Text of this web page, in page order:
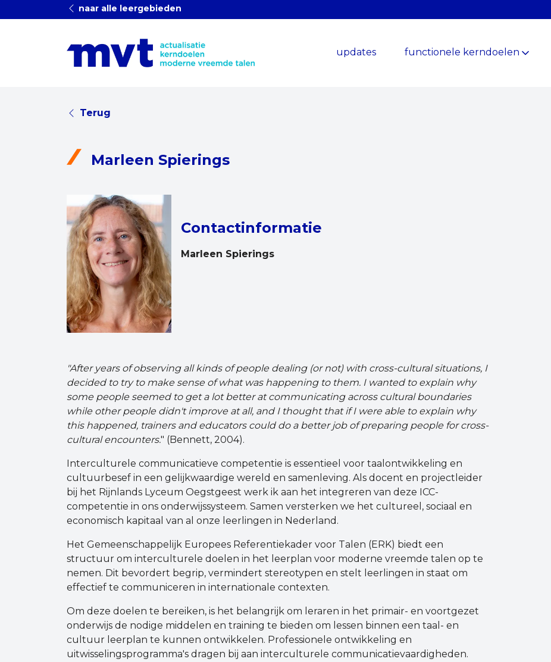
naar alle leergebieden
updates functionele kerndoelen
Terug
Marleen Spierings
Contactinformatie
Marleen Spierings
"After years of observing all kinds of people dealing (or not) with cross-cultural situations, I
decided to try to make sense of what was happening to them. I wanted to explain why
some people seemed to get a lot better at communicating across cultural boundaries
while other people didn't improve at all, and I thought that if I were able to explain why
this happened, trainers and educators could do a better job of preparing people for cross-
cultural encounters." (Bennett, 2004).
Interculturele communicatieve competentie is essentieel voor taalontwikkeling en
cultuurbesef in een gelijkwaardige wereld en samenleving. Als docent en projectleider
bij het Rijnlands Lyceum Oegstgeest werk ik aan het integreren van deze ICC-
competentie in ons onderwijssysteem. Samen versterken we het cultureel, sociaal en
economisch kapitaal van al onze leerlingen in Nederland.
Het Gemeenschappelijk Europees Referentiekader voor Talen (ERK) biedt een
structuur om interculturele doelen in het leerplan voor moderne vreemde talen op te
nemen. Dit bevordert begrip, vermindert stereotypen en stelt leerlingen in staat om
effectief te communiceren in internationale contexten.
Om deze doelen te bereiken, is het belangrijk om leraren in het primair- en voortgezet
onderwijs de nodige middelen en training te bieden om lessen binnen een taal- en
cultuur leerplan te kunnen ontwikkelen. Professionele ontwikkeling en
uitwisselingsprogramma's dragen bij aan interculturele communicatievaardigheden.